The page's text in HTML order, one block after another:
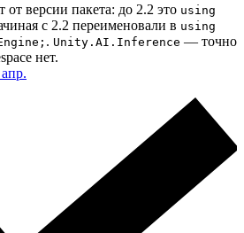
от версии пакета: до 2.2 это using
с 2.2 переименовали в using
. Unity.AI.Inference — точно
нет.